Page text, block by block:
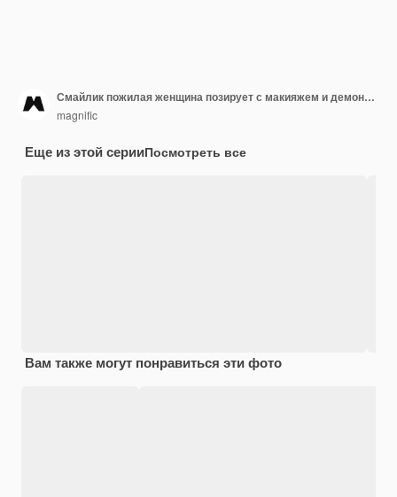
Смайлик пожилая женщина позирует с макияжем и демонстрирует ногти
magnific
Еще из этой серииПосмотреть все
Вам также могут понравиться эти фото